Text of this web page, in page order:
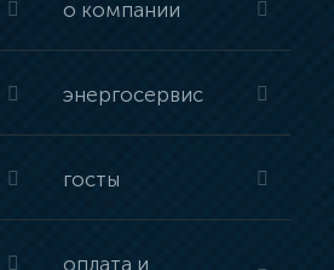
о компании
энергосервис
госты
оплата и